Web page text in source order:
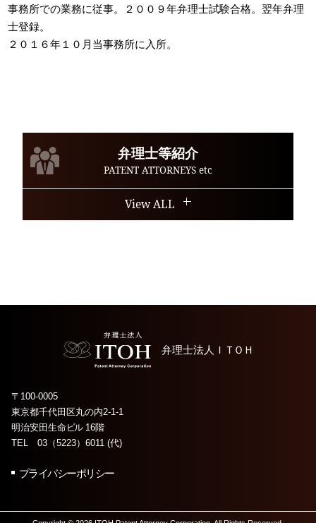
事務所での業務に従事。２００９年弁理士試験合格。翌年弁理
士登録。
２０１６年１０月当事務所に入所。
弁理士等紹介
PATENT ATTORNEYS etc
View ALL
弁理士法人 ＩＴＯＨ
〒100-0005
東京都千代田区丸の内2-1-1
明治安田生命 ビル16階
TEL 03（5223）6011 (代)
プライバシーポリシー